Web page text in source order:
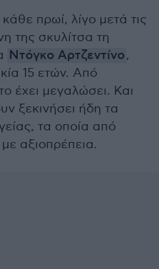
κάθε πρωί, λίγο μετά τις
της σκυλίτσα τη
Ντόγκο Αρτζεντίνο,
15 ετών. Από
έχει μεγαλώσει. Και
ξεκινήσει ήδη τα
τα οποία από
αξιοπρέπεια.